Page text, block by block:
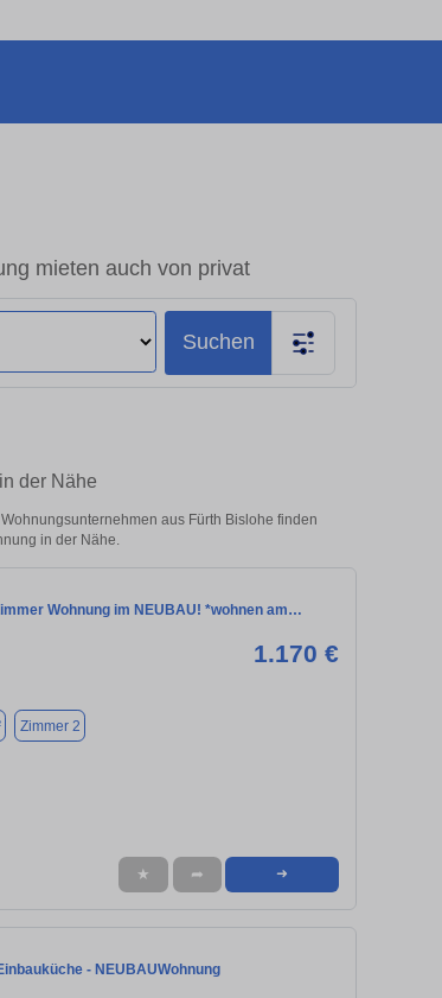
mieten auch von privat
Suchen
der Nähe
aus Fürth Bislohe finden
in der Nähe.
Wohnung im NEUBAU! *wohnen am…
1.170 €
Zimmer 2
★ ➦ ➜
- NEUBAUWohnung